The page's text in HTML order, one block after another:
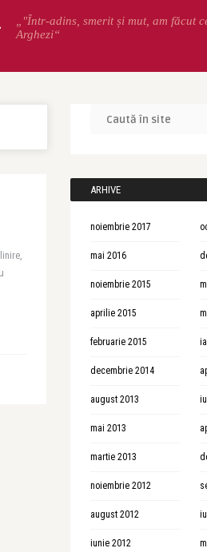
„"Într-adins, smerit și mut, am făcut
Arghezi“
ARHIVE
noiembrie 2017
mai 2016
noiembrie 2015
aprilie 2015
februarie 2015
decembrie 2014
august 2013
mai 2013
martie 2013
noiembrie 2012
august 2012
iunie 2012